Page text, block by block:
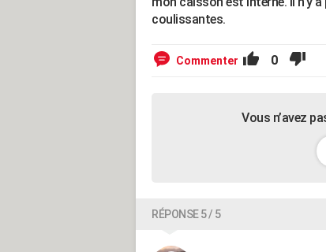
coulissantes.
Commenter 0
Vous n’avez
RÉPONSE 5 / 5